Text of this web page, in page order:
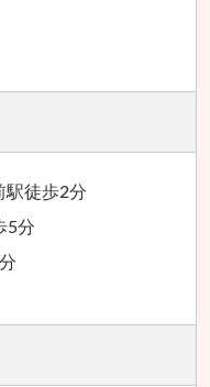
駅徒歩2分
5分